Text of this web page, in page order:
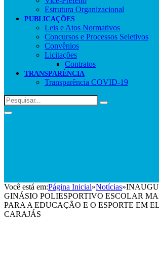
Estrutura Organizacional
PUBLICAÇÕES
Leis e Atos Normativos
Concursos e Processos Seletivos
Convênios
Licitações
Contratos
TRANSPARÊNCIA
Transparência COVID-19
Você está em:Página Inicial»Notícias»
GINÁSIO POLIESPORTIVO ESCOLAR
PARA A EDUCAÇÃO E O ESPORTE EM
CARAJÁS